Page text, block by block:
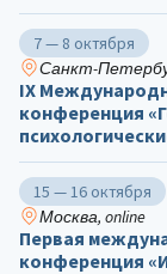
7 — 8 октября
Санкт-
IX
конференция
15 — 16 октября
Москва, online
Первая
конференция